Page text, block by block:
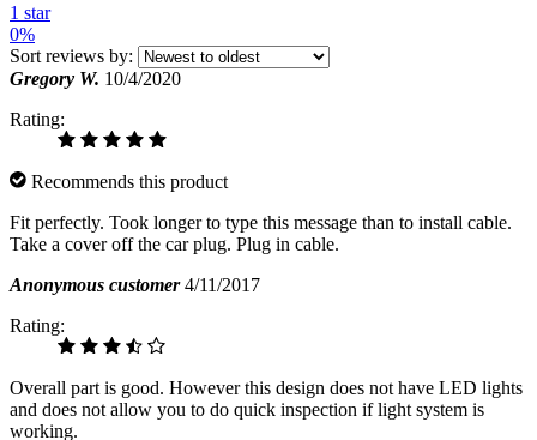
1 star
0%
Sort reviews by:
Gregory W. 10/4/2020
Rating:
Recommends this product
Fit perfectly. Took longer to type this message than to install cable.
Take a cover off the car plug. Plug in cable.
Anonymous customer 4/11/2017
Rating:
Overall part is good. However this design does not have LED lights
and does not allow you to do quick inspection if light system is
working.